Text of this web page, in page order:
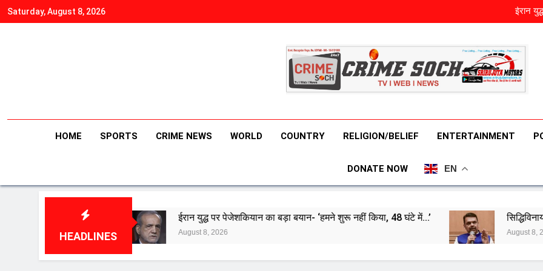
Skip
to
Saturday, August 8, 2026
ईरान
सिद्धिविनायक
भारत का
ईरान
सिद्धिविनायक
तमिलनाडु में पहले ही दिन इतने
HOME SPORTS CRIME NEWS WORLD COUNTRY RELIGION/BELIEF ENTERTAINMENT
DONATE NOW EN
HEADLINES
ईरान युद्ध पर पेजेशकियान का बड़ा बयान- ‘हमने शुरू नहीं किया, 48 घंटे में…’
August 8, 2026
सिद्धिविनायक मंदिर के
August 8, 2026